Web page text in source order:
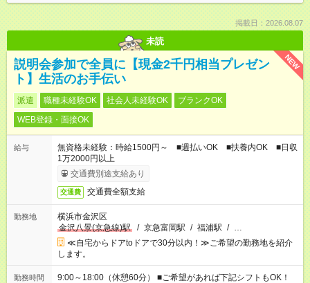
掲載日：2026.08.07
未読
NEW
説明会参加で全員に【現金2千円相当プレゼン
ト】生活のお手伝い
派遣 職種未経験OK 社会人未経験OK
ブランクOK
WEB登録・面接OK
給与
無資格未経験：時給1500円～ ■週払いOK ■扶養内OK ■日収
1万2000円以上
交通費別途支給あり
交通費 交通費全額支給
勤務地
横浜市金沢区
金沢八景(京急線)駅
/ 京急富岡駅 / 福浦駅 / …
≪自宅からドアtoドアで30分以内！≫ご希望の勤務地を紹介
します。
勤務時間
9:00～18:00（休憩60分） ■ご希望があれば下記シフトもOK！